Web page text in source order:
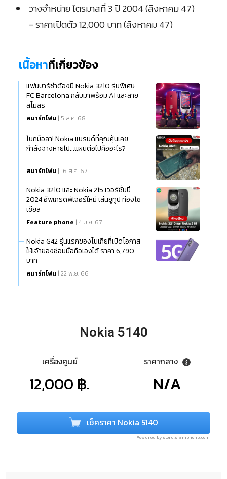
วางจำหน่าย ไตรมาสที่ 3 ปี 2004 (สิงหาคม 47)
- ราคาเปิดตัว 12,000 บาท (สิงหาคม 47)
เนื้อหาที่เกี่ยวข้อง
แฟนบาร์ซ่าต้องมี Nokia 3210 รุ่นพิเศษ
FC Barcelona กลับมาพร้อม AI และลาย
สโมสร
สมาร์ทโฟน | 5 ส.ค. 68
โบกมือลา! Nokia แบรนด์ที่คุณคุ้นเคย
กำลังจางหายไป...แผนต่อไปคืออะไร?
สมาร์ทโฟน | 16 ส.ค. 67
Nokia 3210 และ Nokia 215 เวอร์ชั่นปี
2024 อัพเกรดฟีเจอร์ใหม่ เล่นยูทูป ท่องโซ
เชียล
Feature phone | 4 มิ.ย. 67
Nokia G42 รุ่นแรกของโนเกียที่เปิดโอกาส
ให้เจ้าของซ่อมมือถือเองได้ ราคา 6,790
บาท
สมาร์ทโฟน | 22 พ.ย. 66
Nokia 5140
เครื่องศูนย์
12,000 ฿.
ราคากลาง
N/A
เช็คราคา Nokia 5140
Powered by store.siamphone.com